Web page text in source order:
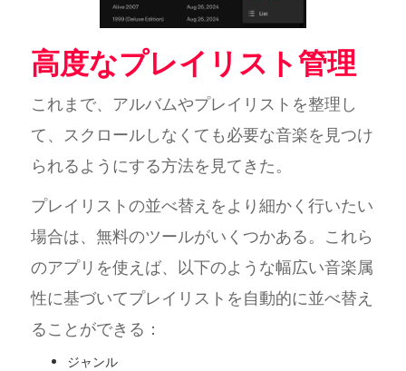
高度なプレイリスト管理
これまで、アルバムやプレイリストを整理し
て、スクロールしなくても必要な音楽を見つけ
られるようにする方法を見てきた。
プレイリストの並べ替えをより細かく行いたい
場合は、無料のツールがいくつかある。これら
のアプリを使えば、以下のような幅広い音楽属
性に基づいてプレイリストを自動的に並べ替え
ることができる：
ジャンル